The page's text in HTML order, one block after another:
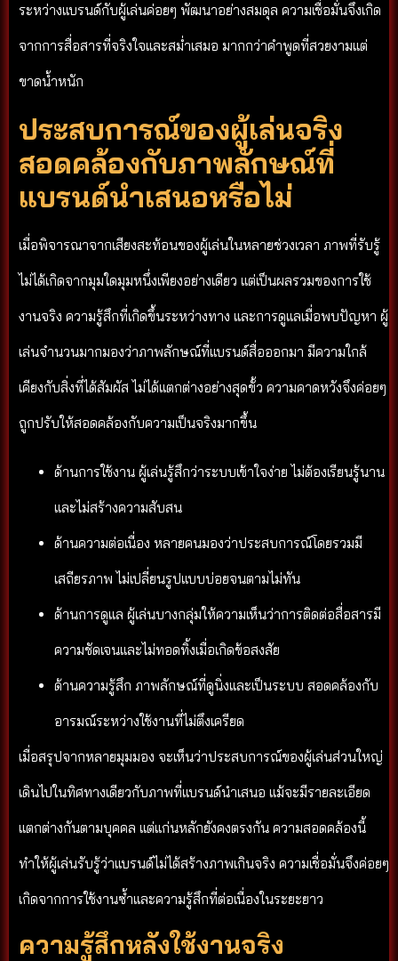
ระหว่างแบรนด์กับผู้เล่นค่อยๆ พัฒนาอย่างสมดุล ความเชื่อมั่นจึงเกิด
จากการสื่อสารที่จริงใจและสม่ำเสมอ มากกว่าคำพูดที่สวยงามแต่
ขาดน้ำหนัก
ประสบการณ์ของผู้เล่นจริง
สอดคล้องกับภาพลักษณ์ที่
แบรนด์นำเสนอหรือไม่
เมื่อพิจารณาจากเสียงสะท้อนของผู้เล่นในหลายช่วงเวลา ภาพที่รับรู้
ไม่ได้เกิดจากมุมใดมุมหนึ่งเพียงอย่างเดียว แต่เป็นผลรวมของการใช้
งานจริง ความรู้สึกที่เกิดขึ้นระหว่างทาง และการดูแลเมื่อพบปัญหา ผู้
เล่นจำนวนมากมองว่าภาพลักษณ์ที่แบรนด์สื่อออกมา มีความใกล้
เคียงกับสิ่งที่ได้สัมผัส ไม่ได้แตกต่างอย่างสุดขั้ว ความคาดหวังจึงค่อยๆ
ถูกปรับให้สอดคล้องกับความเป็นจริงมากขึ้น
ด้านการใช้งาน ผู้เล่นรู้สึกว่าระบบเข้าใจง่าย ไม่ต้องเรียนรู้นาน
และไม่สร้างความสับสน
ด้านความต่อเนื่อง หลายคนมองว่าประสบการณ์โดยรวมมี
เสถียรภาพ ไม่เปลี่ยนรูปแบบบ่อยจนตามไม่ทัน
ด้านการดูแล ผู้เล่นบางกลุ่มให้ความเห็นว่าการติดต่อสื่อสารมี
ความชัดเจนและไม่ทอดทิ้งเมื่อเกิดข้อสงสัย
ด้านความรู้สึก ภาพลักษณ์ที่ดูนิ่งและเป็นระบบ สอดคล้องกับ
อารมณ์ระหว่างใช้งานที่ไม่ตึงเครียด
เมื่อสรุปจากหลายมุมมอง จะเห็นว่าประสบการณ์ของผู้เล่นส่วนใหญ่
เดินไปในทิศทางเดียวกับภาพที่แบรนด์นำเสนอ แม้จะมีรายละเอียด
แตกต่างกันตามบุคคล แต่แก่นหลักยังคงตรงกัน ความสอดคล้องนี้
ทำให้ผู้เล่นรับรู้ว่าแบรนด์ไม่ได้สร้างภาพเกินจริง ความเชื่อมั่นจึงค่อยๆ
เกิดจากการใช้งานซ้ำและความรู้สึกที่ต่อเนื่องในระยะยาว
ความรู้สึกหลังใช้งานจริง